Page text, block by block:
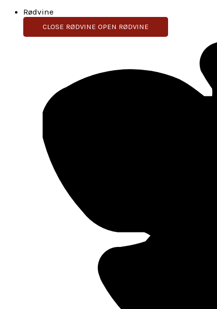
Rødvine
CLOSE RØDVINE OPEN RØDVINE